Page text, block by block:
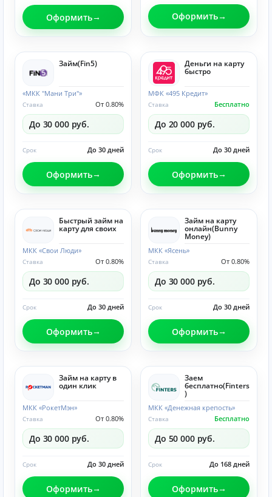
Оформить Оформить
Займ(Fin5)
«МКК "Мани Три"»
От 0.80%
Ставка
До 30 000 руб.
До 30 дней
Срок
Оформить
Деньги на карту
быстро
МФК «495 Кредит»
Бесплатно
Ставка
До 20 000 руб.
До 30 дней
Срок
Оформить
Быстрый займ на
карту для своих
МКК «Свои Люди»
От 0.80%
Ставка
До 30 000 руб.
До 30 дней
Срок
Оформить
Займ на карту
онлайн(Bunny
Money)
МКК «Ясень»
От 0.80%
Ставка
До 30 000 руб.
До 30 дней
Срок
Оформить
Займ на карту в
один клик
МКК «РокетМэн»
От 0.80%
Ставка
До 30 000 руб.
До 30 дней
Срок
Оформить
Заем
бесплатно(Finters
)
МКК «Денежная крепость»
Бесплатно
Ставка
До 50 000 руб.
До 168 дней
Срок
Оформить